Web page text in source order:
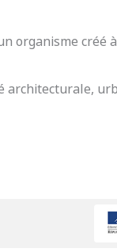
organisme créé
architecturale,